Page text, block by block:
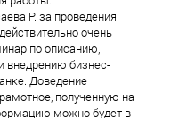
Р. за проведения
очень
по описанию,
внедрению бизнес-
Доведение
полученную на
можно будет в